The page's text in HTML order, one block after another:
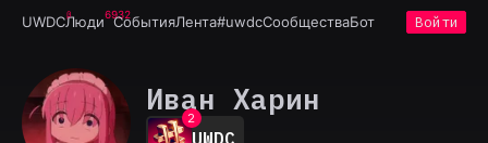
UWDCЛюди6932
СобытияЛента#uwdcСообществаБот Войти
Иван Харин
1
2
3